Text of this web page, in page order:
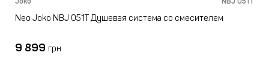
Neo Joko NBJ 051T Душевая система со смесителем
9 899 грн